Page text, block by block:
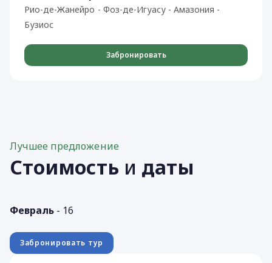
Рио-де-Жанейро - Фоз-де-Игуасу - Амазония -
Бузиос
Забронировать
Лучшее предложение
Стоимость и даты
Февраль - 16
Забронировать тур